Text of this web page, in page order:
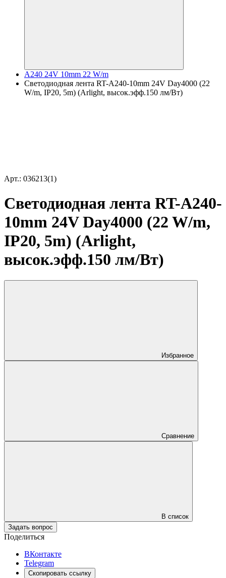
A240 24V 10mm 22 W/m
Светодиодная лента RT-A240-10mm 24V Day4000 (22
W/m, IP20, 5m) (Arlight, высок.эфф.150 лм/Вт)
Арт.: 036213(1)
Светодиодная лента RT-A240-
10mm 24V Day4000 (22 W/m,
IP20, 5m) (Arlight,
высок.эфф.150 лм/Вт)
Избранное
Сравнение
В список
Задать вопрос
Поделиться
ВКонтакте
Telegram
Скопировать ссылку